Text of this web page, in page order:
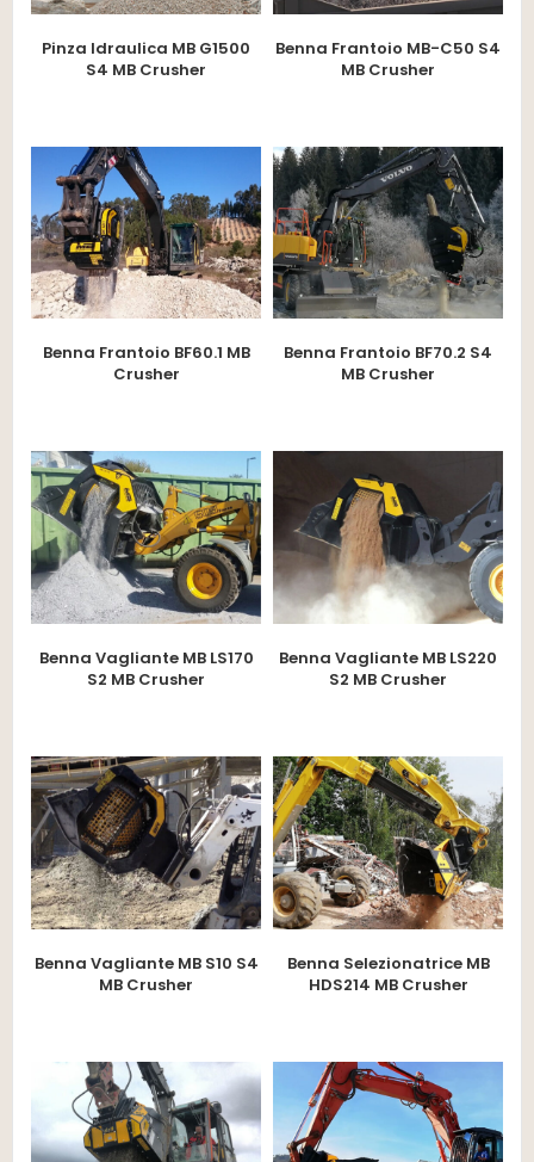
Pinza Idraulica MB G1500
S4 MB Crusher
Benna Frantoio MB-C50 S4
MB Crusher
Benna Frantoio BF60.1 MB
Crusher
Benna Frantoio BF70.2 S4
MB Crusher
Benna Vagliante MB LS170
S2 MB Crusher
Benna Vagliante MB LS220
S2 MB Crusher
Benna Vagliante MB S10 S4
MB Crusher
Benna Selezionatrice MB
HDS214 MB Crusher